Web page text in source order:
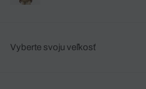
Vyberte svoju veľkosť